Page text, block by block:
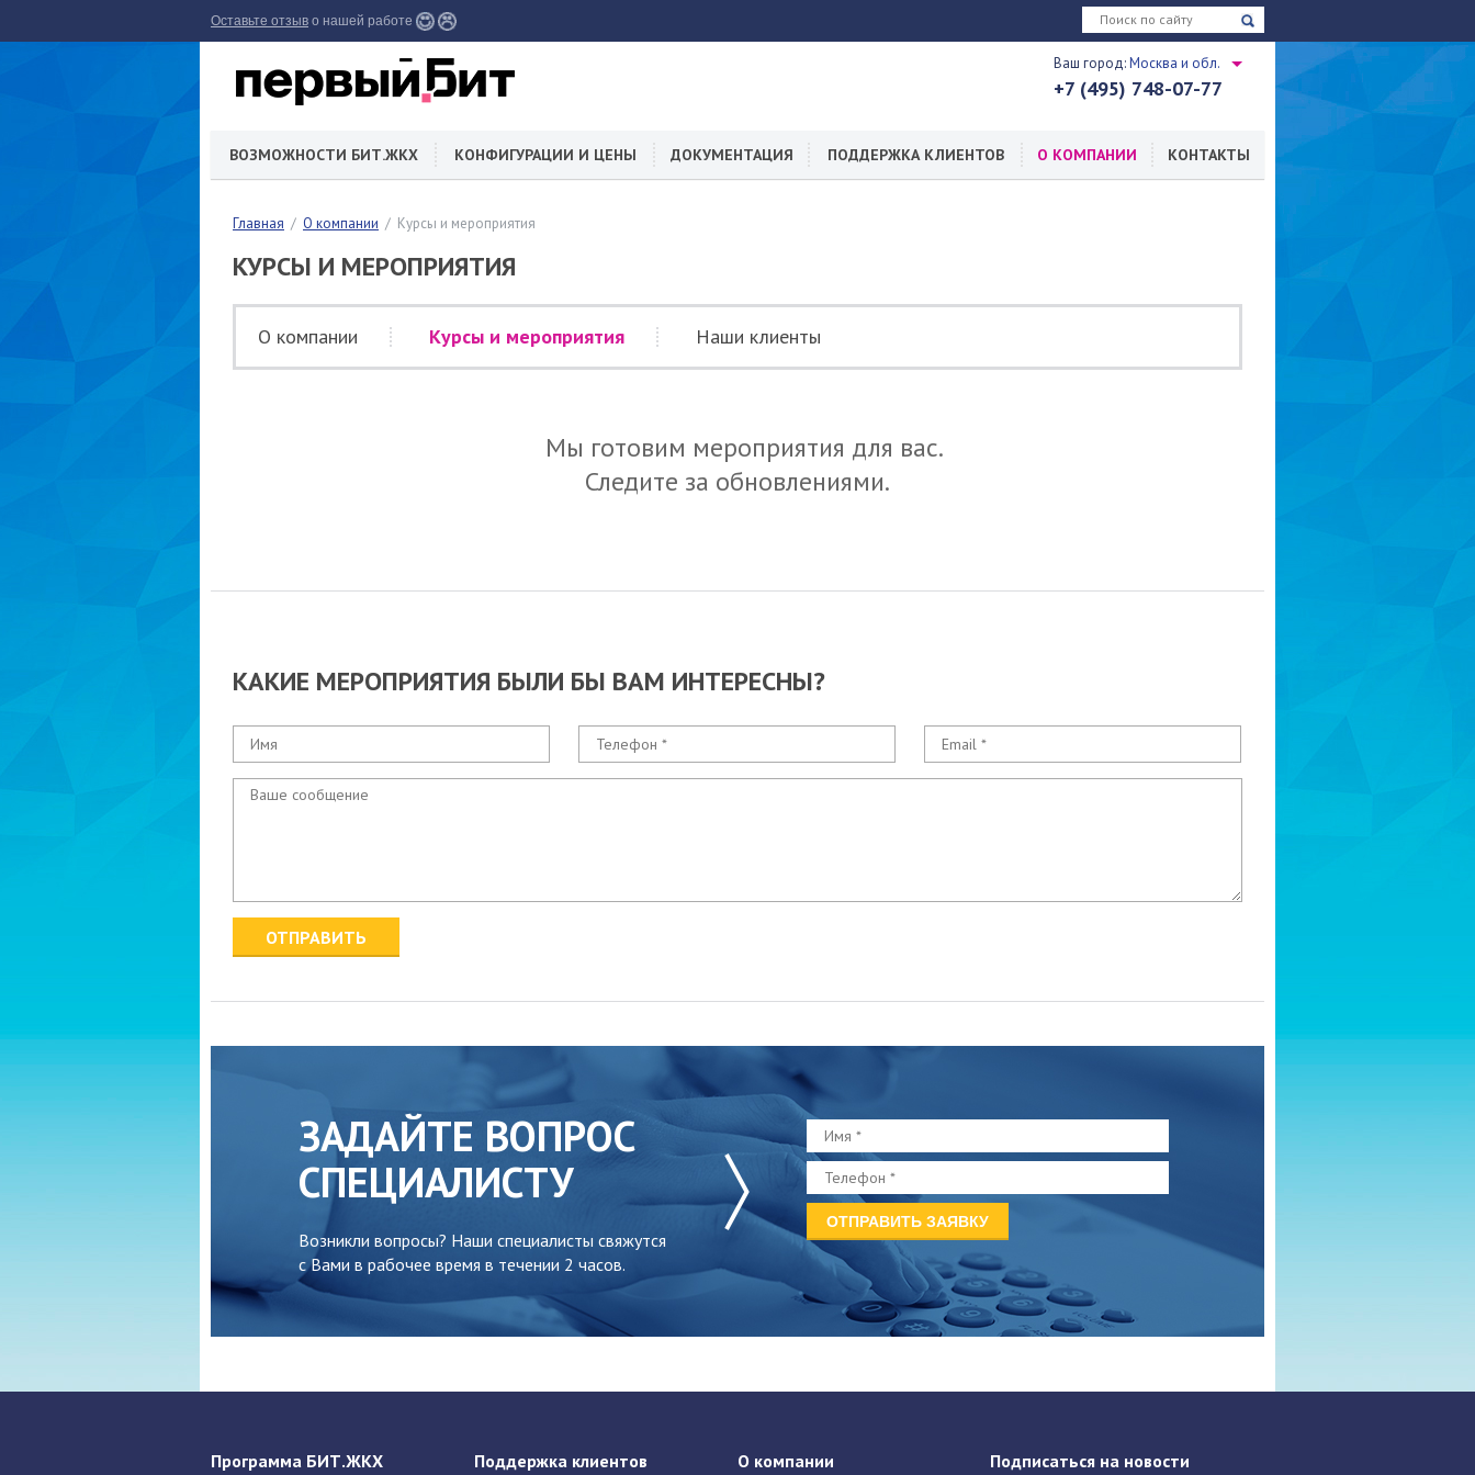
Оставьте отзыв о нашей работе
Ваш город:Москва и обл.
+7 (495) 748-07-77
ВОЗМОЖНОСТИ БИТ.ЖКХ КОНФИГУРАЦИИ И ЦЕНЫ ДОКУМЕНТАЦИЯ ПОДДЕРЖКА КЛИЕНТОВ О КОМПАНИИ КОНТАКТЫ
Главная О компании Курсы и мероприятия
КУРСЫ И МЕРОПРИЯТИЯ
О компании Курсы и мероприятия Наши клиенты
Мы готовим мероприятия для вас.
Следите за обновлениями.
КАКИЕ МЕРОПРИЯТИЯ БЫЛИ БЫ ВАМ ИНТЕРЕСНЫ?
ЗАДАЙТЕ ВОПРОС
СПЕЦИАЛИСТУ
Возникли вопросы? Наши специалисты свяжутся
с Вами в рабочее время в течении 2 часов.
Программа БИТ.ЖКХ Поддержка клиентов О компании Подписаться на новости